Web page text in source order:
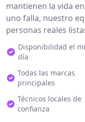
mantienen la vida
uno falla, nuestro
personas reales
Disponibilidad el
día
Todas las marcas
principales
Técnicos locales de
confianza